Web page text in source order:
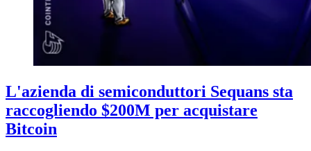
L'azienda di semiconduttori Sequans sta
raccogliendo $200M per acquistare
Bitcoin